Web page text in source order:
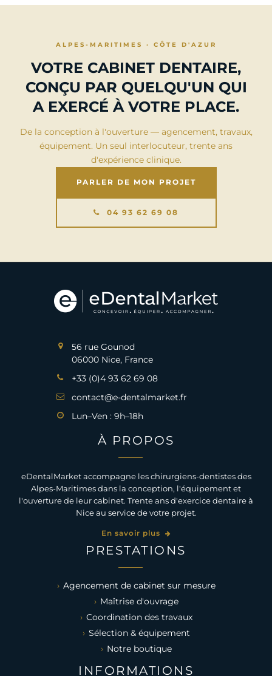
ALPES-MARITIMES · CÔTE D'AZUR
VOTRE CABINET DENTAIRE,
CONÇU PAR QUELQU'UN QUI
A EXERCÉ À VOTRE PLACE.
De la conception à l'ouverture — agencement, travaux,
équipement. Un seul interlocuteur, trente ans
d'expérience clinique.
PARLER DE MON PROJET
04 93 62 69 08
56 rue Gounod
06000 Nice, France
+33 (0)4 93 62 69 08
contact@e-dentalmarket.fr
Lun–Ven : 9h–18h
À PROPOS
eDentalMarket accompagne les chirurgiens-dentistes des
Alpes-Maritimes dans la conception, l'équipement et
l'ouverture de leur cabinet. Trente ans d'exercice dentaire à
Nice au service de votre projet.
En savoir plus
PRESTATIONS
Agencement de cabinet sur mesure
Maîtrise d'ouvrage
Coordination des travaux
Sélection & équipement
Notre boutique
INFORMATIONS